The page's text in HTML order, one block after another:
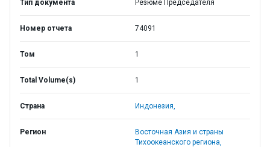
Тип документа Резюме Председателя
Номер отчета 74091
Том 1
Total Volume(s) 1
Страна Индонезия,
Регион
Восточная Азия и страны
Тихоокеанского региона,